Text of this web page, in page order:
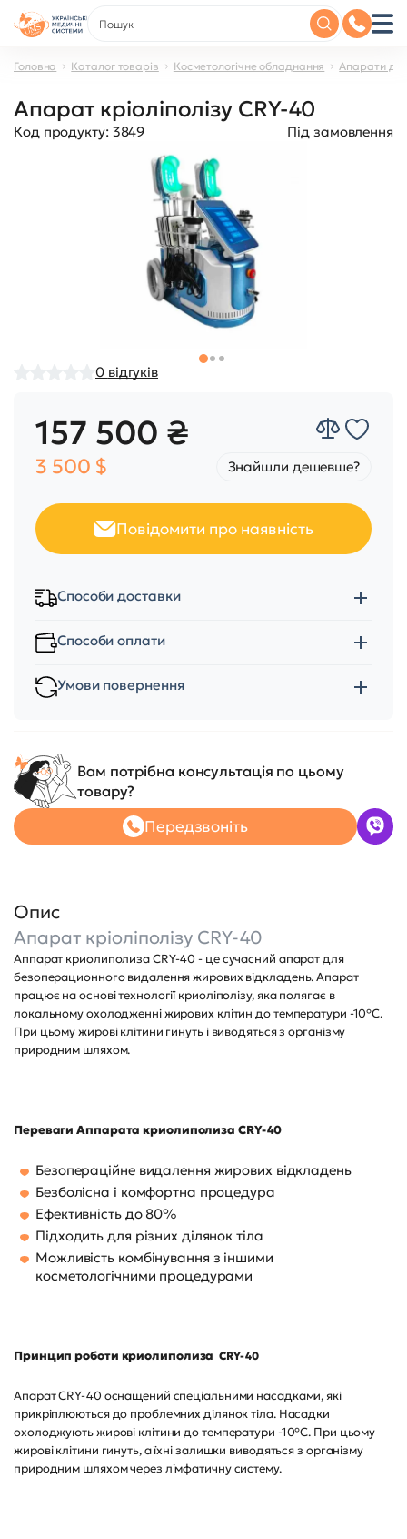
Головна Каталог товарів Косметологічне обладнання Апарати для
Апарат кріоліполізу CRY-40
Код продукту: 3849 Під замовлення
0 відгуків
157 500 ₴
3 500 $ Знайшли дешевше?
Повідомити про наявність
Способи доставки
Способи оплати
Умови повернення
Вам потрібна консультація по цьому
товару?
Передзвоніть
Опис
Апарат кріоліполізу CRY-40
Аппарат криолиполиза CRY-40 - це сучасний апарат для
безоперационного видалення жирових відкладень. Апарат
працює на основі технології криоліполізу, яка полягає в
локальному охолодженні жирових клітин до температури -10°C.
При цьому жирові клітини гинуть і виводяться з організму
природним шляхом.
ПеревагиАппарата криолиполиза CRY-40
Безопераційне видалення жирових відкладень
Безболісна і комфортна процедура
Ефективність до 80%
Підходить для різних ділянок тіла
Можливість комбінування з іншими
косметологічними процедурами
Принцип роботи криолиполиза CRY-40
Апарат CRY-40 оснащений спеціальними насадками, які
прикріплюються до проблемних ділянок тіла. Насадки
охолоджують жирові клітини до температури -10°C. При цьому
жирові клітини гинуть, а їхні залишки виводяться з організму
природним шляхом через лімфатичну систему.